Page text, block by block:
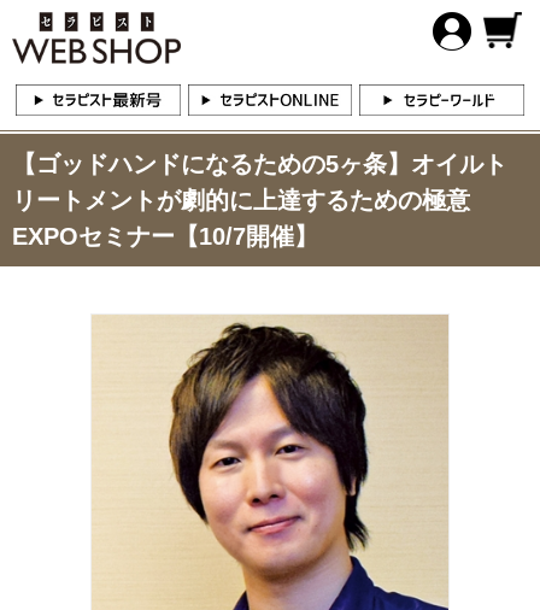
【ゴッドハンドになるための5ヶ条】オイルト
リートメントが劇的に上達するための極意
EXPOセミナー【10/7開催】